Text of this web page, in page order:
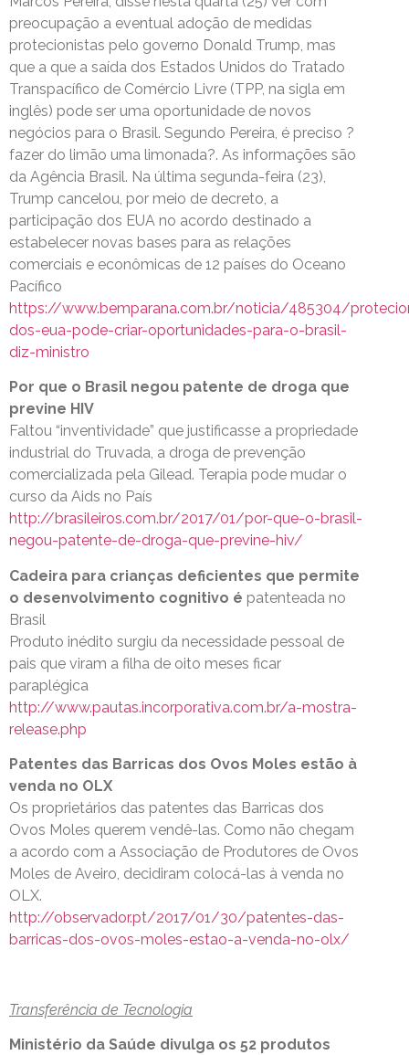
preocupação a eventual adoção de medidas
protecionistas pelo governo Donald Trump, mas
que a que a saída dos Estados Unidos do Tratado
Transpacífico de Comércio Livre (TPP, na sigla em
inglês) pode ser uma oportunidade de novos
negócios para o Brasil. Segundo Pereira, é preciso ?
fazer do limão uma limonada?. As informações são
da Agência Brasil. Na última segunda-feira (23),
Trump cancelou, por meio de decreto, a
participação dos EUA no acordo destinado a
estabelecer novas bases para as relações
comerciais e econômicas de 12 países do Oceano
Pacífico
https://www.bemparana.com.br/noticia/485304/
dos-eua-pode-criar-oportunidades-para-o-brasil-
diz-ministro
Por que o Brasil negou patente de droga que
previne HIV
Faltou “inventividade” que justificasse a propriedade
industrial do Truvada, a droga de prevenção
comercializada pela Gilead. Terapia pode mudar o
curso da Aids no País
http://brasileiros.com.br/2017/01/por-que-o-brasil-
negou-patente-de-droga-que-previne-hiv/
Cadeira para crianças deficientes que permite
o desenvolvimento cognitivo é patenteada no
Brasil
Produto inédito surgiu da necessidade pessoal de
pais que viram a filha de oito meses ficar
paraplégica
http://www.pautas.incorporativa.com.br/a-mostra-
release.php
Patentes das Barricas dos Ovos Moles estão à
venda no OLX
Os proprietários das patentes das Barricas dos
Ovos Moles querem vendê-las. Como não chegam
a acordo com a Associação de Produtores de Ovos
Moles de Aveiro, decidiram colocá-las à venda no
OLX.
http://observador.pt/2017/01/30/patentes-das-
barricas-dos-ovos-moles-estao-a-venda-no-olx/
Transferência de Tecnologia
Ministério da Saúde divulga os 52 produtos